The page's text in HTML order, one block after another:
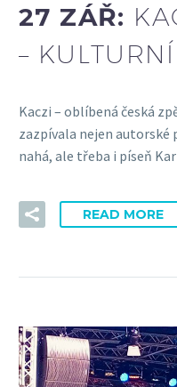
27 ZÁŘ:
–
Kaczi – oblíbená česká
zazpívala nejen autorské
nahá, ale třeba i píseň
READ MORE